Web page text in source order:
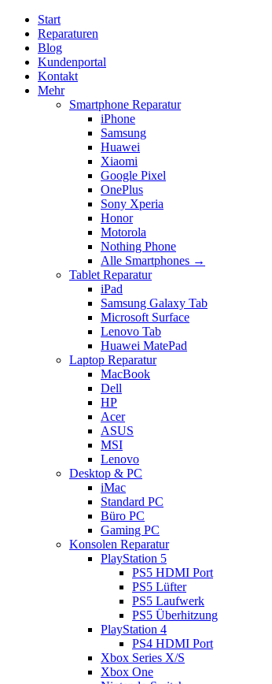
Start
Reparaturen
Blog
Kundenportal
Kontakt
Mehr
Smartphone Reparatur
iPhone
Samsung
Huawei
Xiaomi
Google Pixel
OnePlus
Sony Xperia
Honor
Motorola
Nothing Phone
Alle Smartphones →
Tablet Reparatur
iPad
Samsung Galaxy Tab
Microsoft Surface
Lenovo Tab
Huawei MatePad
Laptop Reparatur
MacBook
Dell
HP
Acer
ASUS
MSI
Lenovo
Desktop & PC
iMac
Standard PC
Büro PC
Gaming PC
Konsolen Reparatur
PlayStation 5
PS5 HDMI Port
PS5 Lüfter
PS5 Laufwerk
PS5 Überhitzung
PlayStation 4
PS4 HDMI Port
Xbox Series X/S
Xbox One